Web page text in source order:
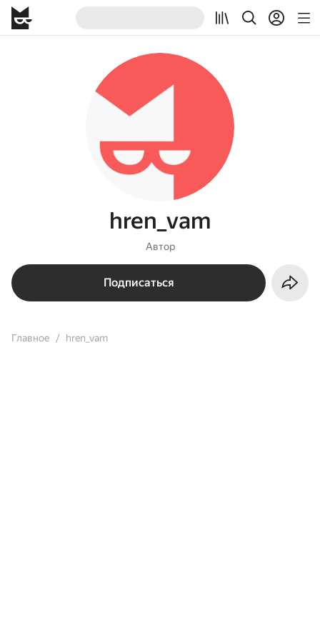
hren_vam
Автор
Подписаться
Главное hren_vam